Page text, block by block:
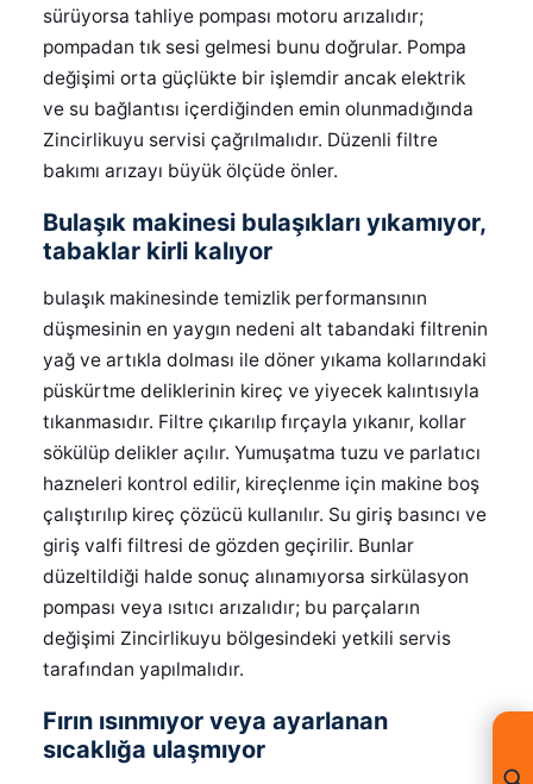
sürüyorsa tahliye pompası motoru arızalıdır;
pompadan tık sesi gelmesi bunu doğrular. Pompa
değişimi orta güçlükte bir işlemdir ancak elektrik
ve su bağlantısı içerdiğinden emin olunmadığında
Zincirlikuyu servisi çağrılmalıdır. Düzenli filtre
bakımı arızayı büyük ölçüde önler.
Bulaşık makinesi bulaşıkları yıkamıyor,
tabaklar kirli kalıyor
bulaşık makinesinde temizlik performansının
düşmesinin en yaygın nedeni alt tabandaki filtrenin
yağ ve artıkla dolması ile döner yıkama kollarındaki
püskürtme deliklerinin kireç ve yiyecek kalıntısıyla
tıkanmasıdır. Filtre çıkarılıp fırçayla yıkanır, kollar
sökülüp delikler açılır. Yumuşatma tuzu ve parlatıcı
hazneleri kontrol edilir, kireçlenme için makine boş
çalıştırılıp kireç çözücü kullanılır. Su giriş basıncı ve
giriş valfi filtresi de gözden geçirilir. Bunlar
düzeltildiği halde sonuç alınamıyorsa sirkülasyon
pompası veya ısıtıcı arızalıdır; bu parçaların
değişimi Zincirlikuyu bölgesindeki yetkili servis
tarafından yapılmalıdır.
Fırın ısınmıyor veya ayarlanan
sıcaklığa ulaşmıyor